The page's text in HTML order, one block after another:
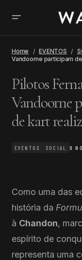
Home EVENTOS
Vandoorne participam
Pilotos
Vandoorne
de kart
EVENTOS SOCIAL 9
Como uma das
história da
à Chandon,
espírito de
representa uma